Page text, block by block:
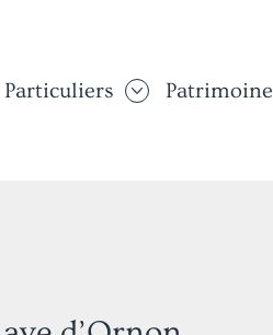
Particuliers Patrimoine